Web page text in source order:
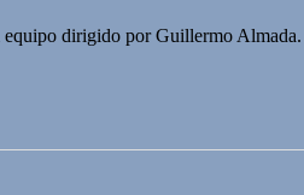
equipo dirigido por Guillermo Almada.